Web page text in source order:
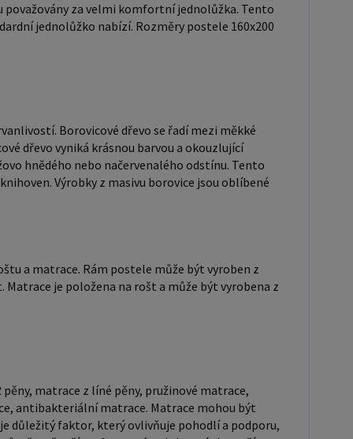
často používán v nábytkářství, například pro
nebo knihoven. Výrobky z masivu borovice jsou
svůj přírodní vzhled a trvanlivost. Typ postele:
Do rámu se vkládá rošt. Matrace je položena na
být vyrobena z různých materiálů, včetně pěny,
Velikost matrace by měla
lamelové matrace, sendvičové matrace,
matrace. Matrace mohou být měkké, středně
a jakékoliv zdravotní problémy, které
rošt je ideální
považovány za velmi komfortní jednolůžka. Tento
jednolůžko nabízí. Rozměry postele 160x200
Borovicové dřevo se řadí mezi měkké
dřevo vyniká krásnou barvou a okouzlující
hnědého nebo načervenalého odstínu. Tento
Výrobky z masivu borovice jsou oblíbené
a matrace. Rám postele může být vyroben z
je položena na rošt a může být vyrobena z
matrace z líné pěny, pružinové matrace,
antibakteriální matrace. Matrace mohou být
důležitý faktor, který ovlivňuje pohodlí a podporu,